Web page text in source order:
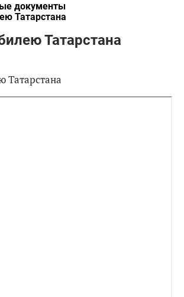
документы
Татарстана
Татарстана
Татарстана